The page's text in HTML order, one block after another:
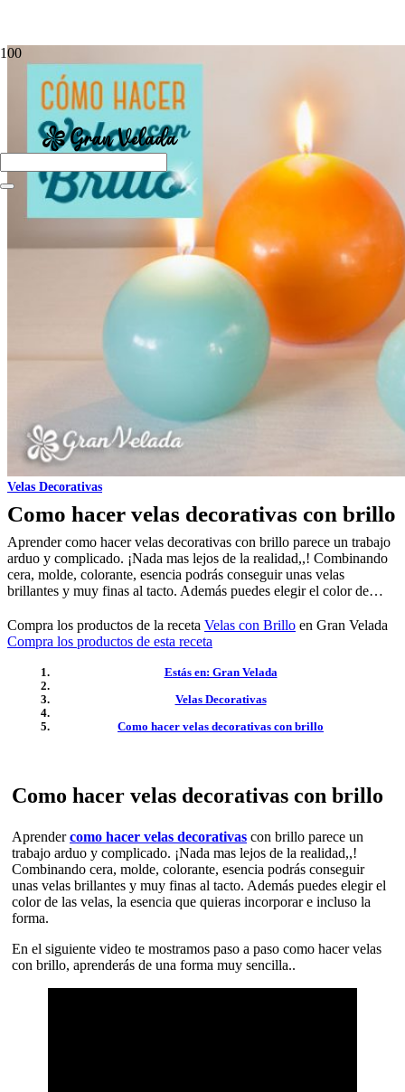
Velas Decorativas
Como hacer velas decorativas con brillo
Aprender como hacer velas decorativas con brillo parece un trabajo
arduo y complicado. ¡Nada mas lejos de la realidad,,! Combinando
cera, molde, colorante, esencia podrás conseguir unas velas
brillantes y muy finas al tacto. Además puedes elegir el color de…
Compra los productos de la receta Velas con Brillo en Gran Velada
Compra los productos de esta receta
Estás en: Gran Velada
Velas Decorativas
Como hacer velas decorativas con brillo
Como hacer velas decorativas con brillo
Aprendercomo hacer velas decorativas con brillo parece un
trabajo arduo y complicado. ¡Nada mas lejos de la realidad,,!
Combinando cera, molde, colorante, esencia podrás conseguir
unas velas brillantes y muy finas al tacto. Además puedes elegir el
color de las velas, la esencia que quieras incorporar e incluso la
forma.
En el siguiente video te mostramos paso a paso como hacer velas
con brillo, aprenderás de una forma muy sencilla..